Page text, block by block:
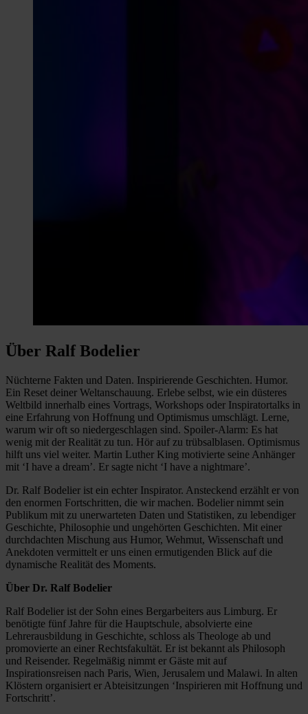
Über Ralf Bodelier
Nüchterne Fakten und Daten. Inspirierende Geschichten. Humor.
Ein Reset deiner Weltanschauung. Erlebe selbst, wie ein düsteres
Weltbild innerhalb eines Vortrags, Workshops oder Inspiratortalks in
eine Erfahrung von Hoffnung und Optimismus umschlägt. Lerne,
warum wir oft so niedergeschlagen sind. Spoiler-Alarm: Es hat
wenig mit der Realität zu tun. Hör auf zu trübsalblasen. Optimismus
hilft uns viel weiter. Martin Luther King motivierte seine Anhänger
mit ‘I have a dream’. Er sagte nicht ‘I have a nightmare’.
Dr. Ralf Bodelier ist ein echter Inspirator. Ansteckend erzählt er von
den enormen Fortschritten, die wir machen. Bodelier nimmt sein
Publikum mit zu unerwarteten Daten und Statistiken, zu lebendiger
Geschichte, Philosophie und ungehörten Geschichten. Mit einer
durchdachten Mischung aus Humor, Wehmut, Wissenschaft und
Anekdoten vermittelt er uns einen ermutigenden Blick auf die
dynamische Realität des Moments.
Über Dr. Ralf Bodelier
Ralf Bodelier ist der Sohn eines Bergarbeiters aus Limburg. Er
benötigte fünf Jahre für die Hauptschule, absolvierte eine
Lehrerausbildung in Geschichte, schloss als Theologe ab und
promovierte an einer Rechtsfakultät. Er ist bekannt als Philosoph
und Reisender. Regelmäßig nimmt er Gäste mit auf
Inspirationsreisen nach Paris, Wien, Jerusalem und Malawi. In alten
Klöstern organisiert er Abteisitzungen ‘Inspirieren mit Hoffnung und
Fortschritt’.